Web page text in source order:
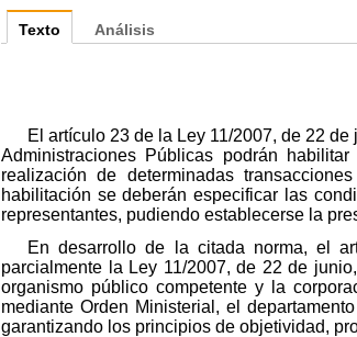
Texto
El artículo 23 de la Ley 11/2007, de 22
Administraciones Públicas podrán
realización de determinadas
habilitación se deberán especificar las
representantes, pudiendo establecerse la
En desarrollo de la citada norma, el
parcialmente la Ley 11/2007, de 22 de
organismo público competente y la
mediante Orden Ministerial, el
garantizando los principios de objetividad,
Análisis